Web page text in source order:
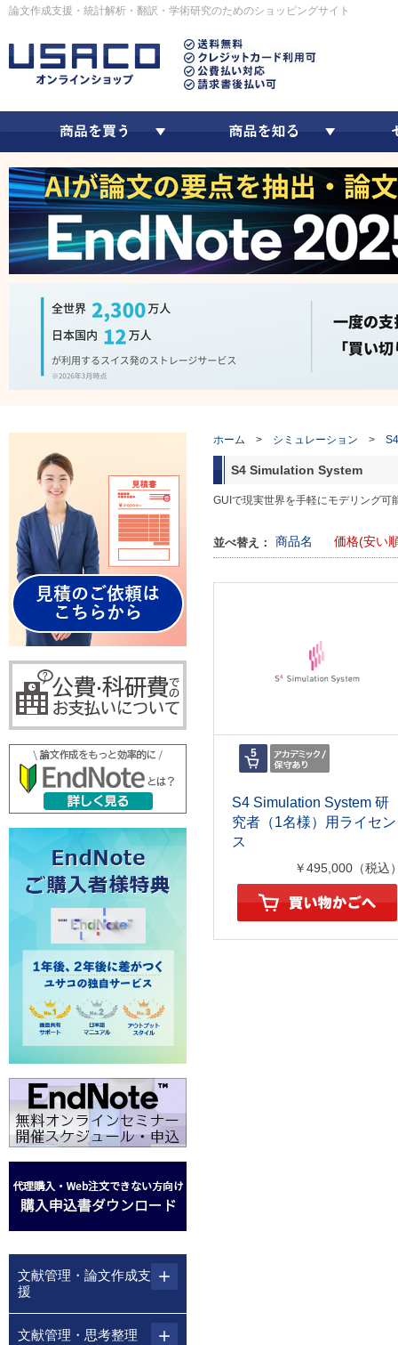
論文作成支援・統計解析・翻訳・学術研究のためのショッピングサイト
ホーム > シミュレーション >
S4 Simulation System
GUIで現実世界を手軽にモデリング
並べ替え： 商品名 価格(安い
S4 Simulation System 研
究者（1名様）用ライセン
ス
￥495,000（税込
文献管理・論文作成支
援
文献管理・思考整理